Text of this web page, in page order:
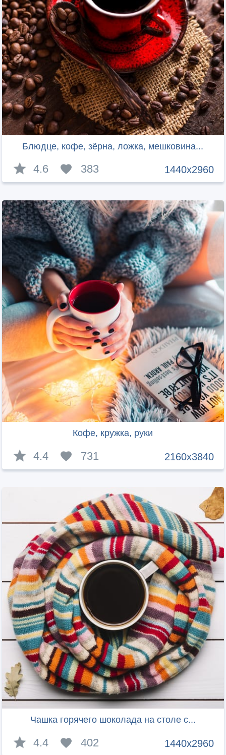
Блюдце, кофе, зёрна, ложка, мешковина...
1440x2960
4.6 383
Кофе, кружка, руки
2160x3840
4.4 731
Чашка горячего шоколада на столе с...
1440x2960
4.4 402